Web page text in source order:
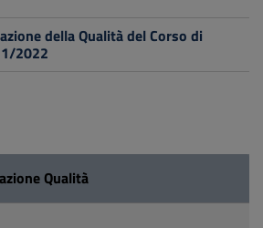
della Qualità del Corso di
2022
Qualità